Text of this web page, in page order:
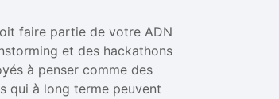
faire partie de votre ADN
et des hackathons
à penser comme des
qui à long terme peuvent